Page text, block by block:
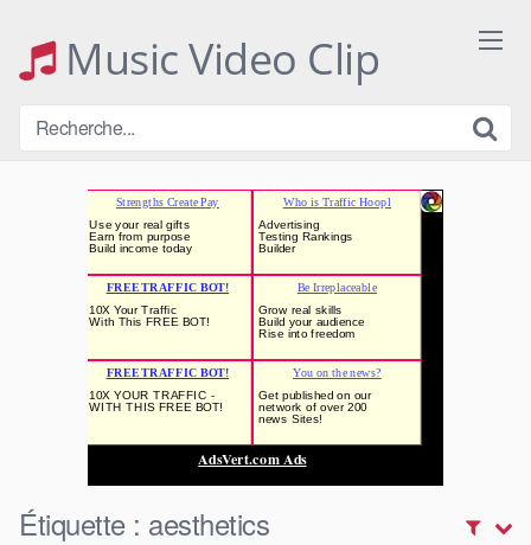
contentMusic Video Clip
Étiquette : aesthetics